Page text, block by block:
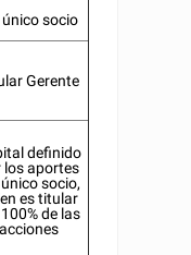
único socio
Gerente
definido
los aportes
socio,
es titular
de las
acciones